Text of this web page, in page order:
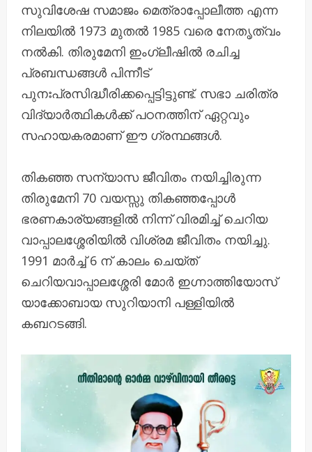
സുവിശേഷ സമാജം മെത്രാപ്പോലീത്ത എന്ന
നിലയിൽ 1973 മുതൽ 1985 വരെ നേതൃത്വം
നൽകി. തിരുമേനി ഇംഗ്ലീഷിൽ രചിച്ച
പ്രബന്ധങ്ങൾ പിന്നീട്
പുനഃപ്രസിദ്ധീരിക്കപ്പെട്ടിട്ടുണ്ട്. സഭാ ചരിത്ര
വിദ്യാർത്ഥികൾക്ക് പഠനത്തിന് ഏറ്റവും
സഹായകരമാണ് ഈ ഗ്രന്ഥങ്ങൾ.
തികഞ്ഞ സന്യാസ ജീവിതം നയിച്ചിരുന്ന
തിരുമേനി 70 വയസ്സു തികഞ്ഞപ്പോൾ
ഭരണകാര്യങ്ങളിൽ നിന്ന് വിരമിച്ച് ചെറിയ
വാപ്പാലശ്ശേരിയിൽ വിശ്രമ ജീവിതം നയിച്ചു.
1991 മാർച്ച് 6 ന് കാലം ചെയ്ത്‌
ചെറിയവാപ്പാലശ്ശേരി മോർ ഇഗ്നാത്തിയോസ്
യാക്കോബായ സുറിയാനി പള്ളിയിൽ
കബറടങ്ങി.